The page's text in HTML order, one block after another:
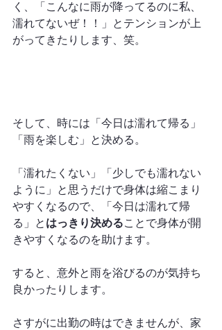
く、「こんなに雨が降ってるのに私、
濡れてないぜ！！」とテンションが上
がってきたりします、笑。
そして、時には「今日は濡れて帰る」
「雨を楽しむ」と決める。
「濡れたくない」「少しでも濡れない
ように」と思うだけで身体は縮こまり
やすくなるので、「今日は濡れて帰
る」と はっきり決めることで身体が開
きやすくなるのを助けます。
すると、意外と雨を浴びるのが気持ち
良かったりします。
さすがに出勤の時はできませんが、家